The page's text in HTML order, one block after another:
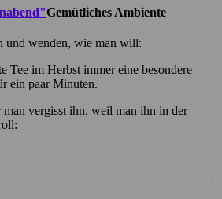
Gemütliches Ambiente
und wenden, wie man will:
Tee im Herbst immer eine besondere
ein paar Minuten.
vergisst ihn, weil man ihn in der